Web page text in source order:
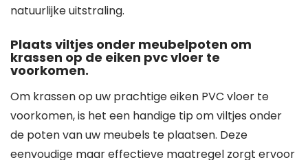
natuurlijke uitstraling.
Plaats viltjes onder meubelpoten om
krassen op de eiken pvc vloer te
voorkomen.
Om krassen op uw prachtige eiken PVC vloer te
voorkomen, is het een handige tip om viltjes onder
de poten van uw meubels te plaatsen. Deze
eenvoudige maar effectieve maatregel zorgt ervoor